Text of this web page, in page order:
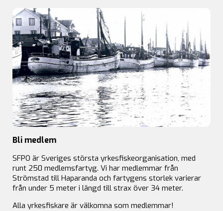
Bli medlem
SFPO är Sveriges största yrkesfiskeorganisation, med
runt 250 medlemsfartyg. Vi har medlemmar från
Strömstad till Haparanda och fartygens storlek varierar
från under 5 meter i längd till strax över 34 meter.
Alla yrkesfiskare är välkomna som medlemmar!